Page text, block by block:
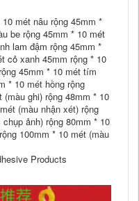
mét nâu rộng 45mm *
be rộng 45mm * 10 mét
lam đậm rộng 45mm *
cỏ xanh 45mm rộng * 10
45mm * 10 mét tím
* 10 mét hồng rộng
ghi) rộng 48mm * 10
(màu nhận xét) rộng
ảnh) rộng 80mm * 10
100mm * 10 mét (màu
Products